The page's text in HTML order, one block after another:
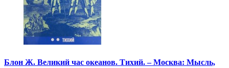
Блон Ж. Великий час океанов. Тихий. – Москва: Мысль,